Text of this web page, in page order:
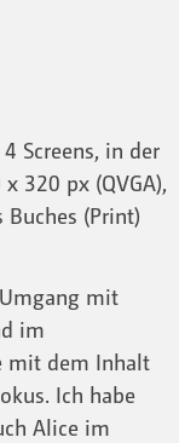
Screens, in der
320 px (QVGA),
(Print)
mit
im
mit dem Inhalt
Ich habe
Alice im